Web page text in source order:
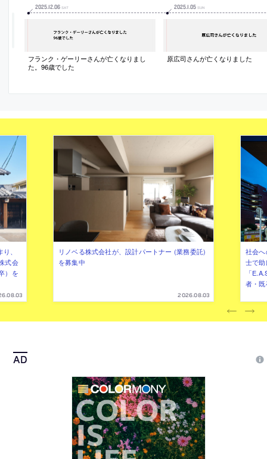
2025.12.06 SAT
フランク・ゲーリーさんが亡くなりまし
た。96歳でした
2025.1 05 SUN
原広司さんが亡くなりました
、
式会
）を
リノベる株式会社が、設計パートナー (業務委託)
を募集中
2026.08.03
社会
士で
「
者・